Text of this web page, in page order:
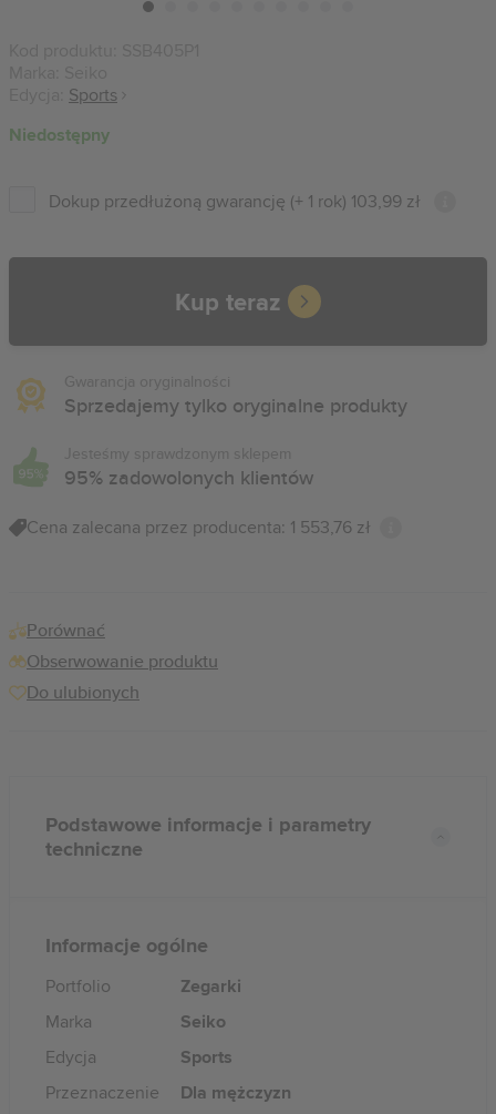
Sports
Niedostępny
Dokup przedłużoną gwarancję (+ 1 rok) 103,99 zł
Kup teraz
Sprzedajemy tylko oryginalne produkty
95% zadowolonych klientów
Cena zalecana przez producenta: 1 553,76 zł
Porównać
Obserwowanie produktu
Do ulubionych
Podstawowe informacje i parametry
techniczne
Informacje ogólne
Portfolio
Zegarki
Marka
Seiko
Edycja
Sports
Przeznaczenie
Dla mężczyzn